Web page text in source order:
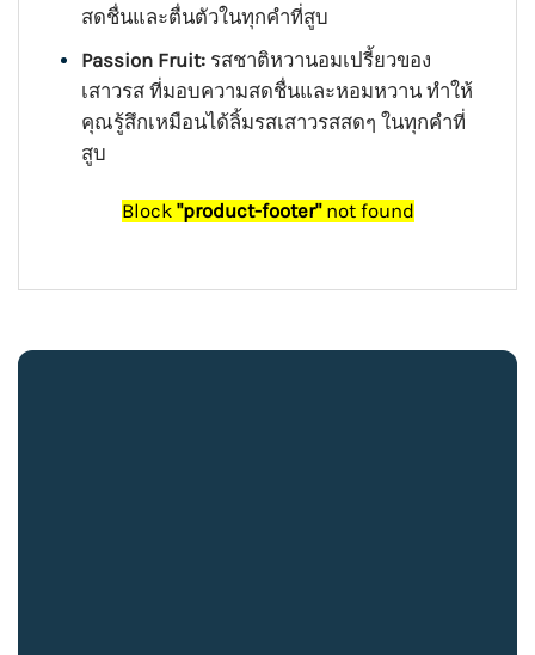
สดชื่นและตื่นตัวในทุกคำที่สูบ
Passion Fruit:รสชาติหวานอมเปรี้ยวของ
เสาวรส ที่มอบความสดชื่นและหอมหวาน ทำให้
คุณรู้สึกเหมือนได้ลิ้มรสเสาวรสสดๆ ในทุกคำที่
สูบ
Block "product-footer"not found